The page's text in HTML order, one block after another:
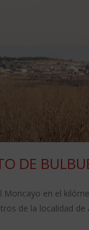
DE
en el
de la localidad